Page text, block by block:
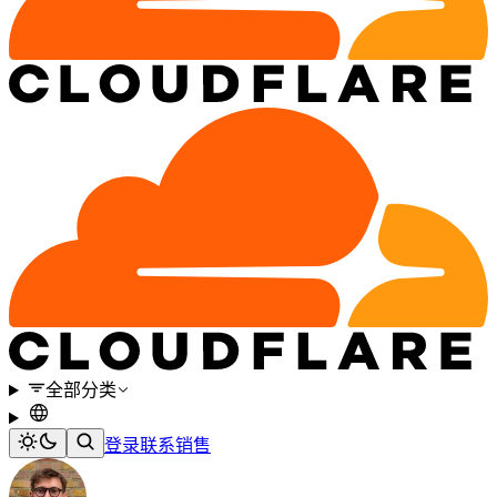
全部分类
登录联系销售